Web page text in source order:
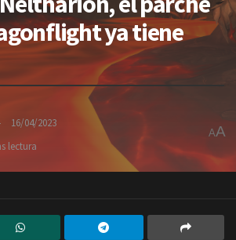
ya tiene
16/04/2023
lectura
AA